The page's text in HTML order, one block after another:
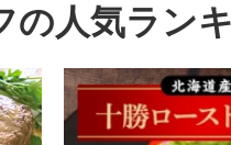
の人気ラン